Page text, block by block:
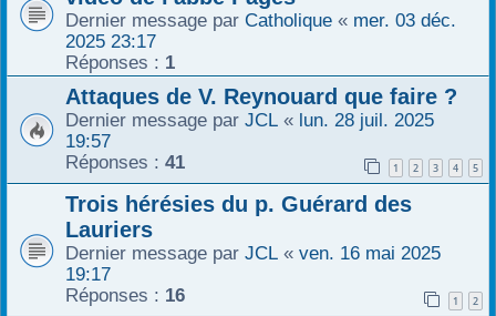
Dernier message par Catholique « mer. 03 déc.
2025 23:17
Réponses : 1
Attaques de V. Reynouard que faire ?
Dernier message par JCL « lun. 28 juil. 2025
19:57
Réponses : 41 1 2 3 4 5
Trois hérésies du p. Guérard des
Lauriers
Dernier message par JCL « ven. 16 mai 2025
19:17
Réponses : 16 1 2